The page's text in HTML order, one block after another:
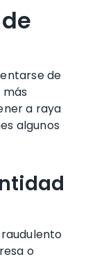
de
más
a raya
algunos
o